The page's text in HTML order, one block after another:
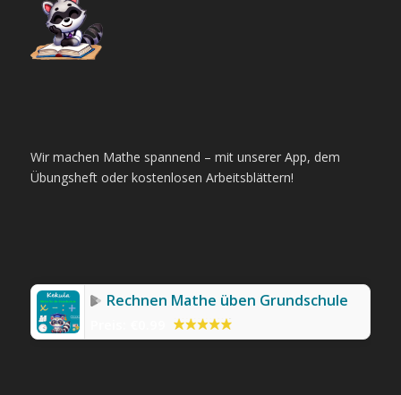
Wir machen Mathe spannend – mit unserer App, dem
Übungsheft oder kostenlosen Arbeitsblättern!
Rechnen Mathe üben Grundschule